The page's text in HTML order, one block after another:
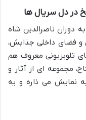
در دل سریال ها
دوران ناصرالدین شاه
و فضای داخلی جذابش،
تلویزیونی معروف هم
مجموعه ای از آثار و
نمایش می ذاره و یه